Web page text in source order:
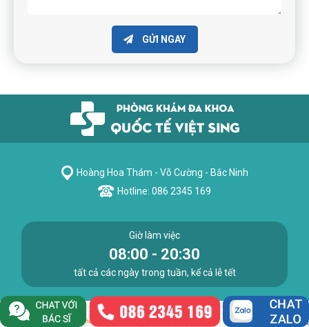
GỬI NGAY
Hoàng Hoa Thám - Võ Cường - Bắc Ninh
Hotline: 086 2345 169
Giờ làm việc
08:00 - 20:30
tất cả các ngày trong tuần, kể cả lễ tết